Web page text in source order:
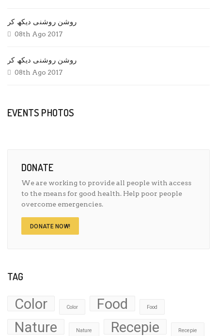
روشن روشنی دیکھ کر
08th Ago 2017
روشن روشنی دیکھ کر
08th Ago 2017
EVENTS PHOTOS
DONATE
We are working to provide all people with access
to the means for good health. Help poor people
overcome emergencies.
DONATE NOW!
TAG
Color Color Food Food
Nature Nature Recepie Recepie